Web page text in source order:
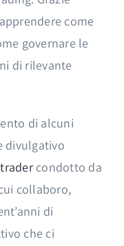
come
governare le
di rilevante
di alcuni
divulgativo
condotto da
collaboro,
di
che ci